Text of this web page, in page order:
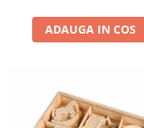
ADAUGA IN COS